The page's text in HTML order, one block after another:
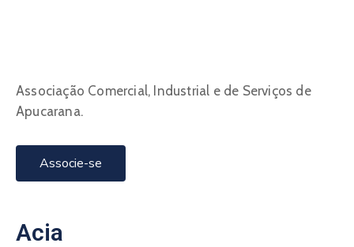
Associação Comercial, Industrial e de Serviços de
Apucarana.
Associe-se
Acia